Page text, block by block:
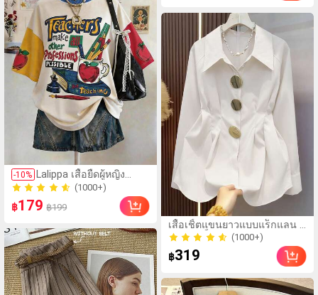
-10%
Lalippa เสื้อยืดผู้หญิง
คอกลมแขนตกโอเวอร์
ไซส์แฟชั่นมินิมอลพิมพ์
ลายดิจิทัลความยาวปาน
กลางสำหรับวันครู, ของ
ขวัญสำหรับเพื่อน
1000+ ขายแล้ว
(1000+)
1000+ ขายแล้ว
฿179 ฿199
เสื้อเซ็กซี่ เสื้อ
เสื้อเชิ้ตแขนยาวแบบแร็กแลน สี
เบจ หัวเข็มขัดโลหะ ฤดูใบไม้
ผลิ/ฤดูร้อน สไตล์โบฮีเมียนวิน
เทจ เหมาะสำหรับงานแต่งงาน
ปาร์ตี้ การเดินทางไปทำงาน
(1000+)
60+ ขายแล้ว
(1000+)
60+ ขายแล้ว
฿319